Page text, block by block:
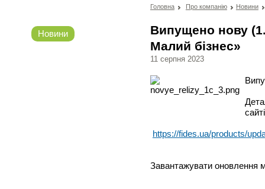
Новини
Головна Про компанію Новини
Випущено нову
Малий бізнес»
11 серпня 2023
https://fides.ua/products/
Завантажувати оновлення